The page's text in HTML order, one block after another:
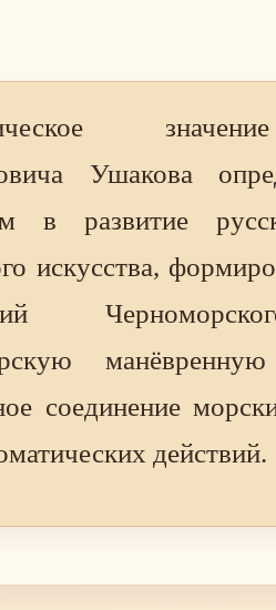
Ушакова
в развитие
искусства,
соединение
действий.